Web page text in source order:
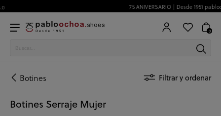
75 ANIVERSARIO | Desde 1951 pabloochoa.shoes
0
Botines Filtrar y ordenar
Botines Serraje Mujer